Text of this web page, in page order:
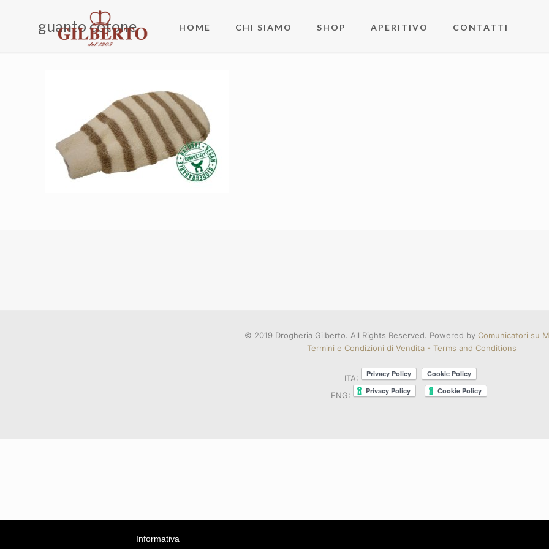
HOME CHI SIAMO SHOP APERITIVO CONTATTI
guanto cotone
© 2019 Drogheria Gilberto. All Rights Reserved. Powered by Comunicatori su
Termini e Condizioni di Vendita - Terms and Conditions
ITA:
ENG:
Informativa